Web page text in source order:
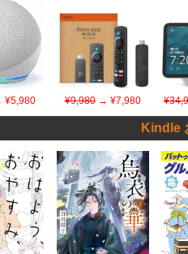
¥9,980→ ¥7,980
Kindle